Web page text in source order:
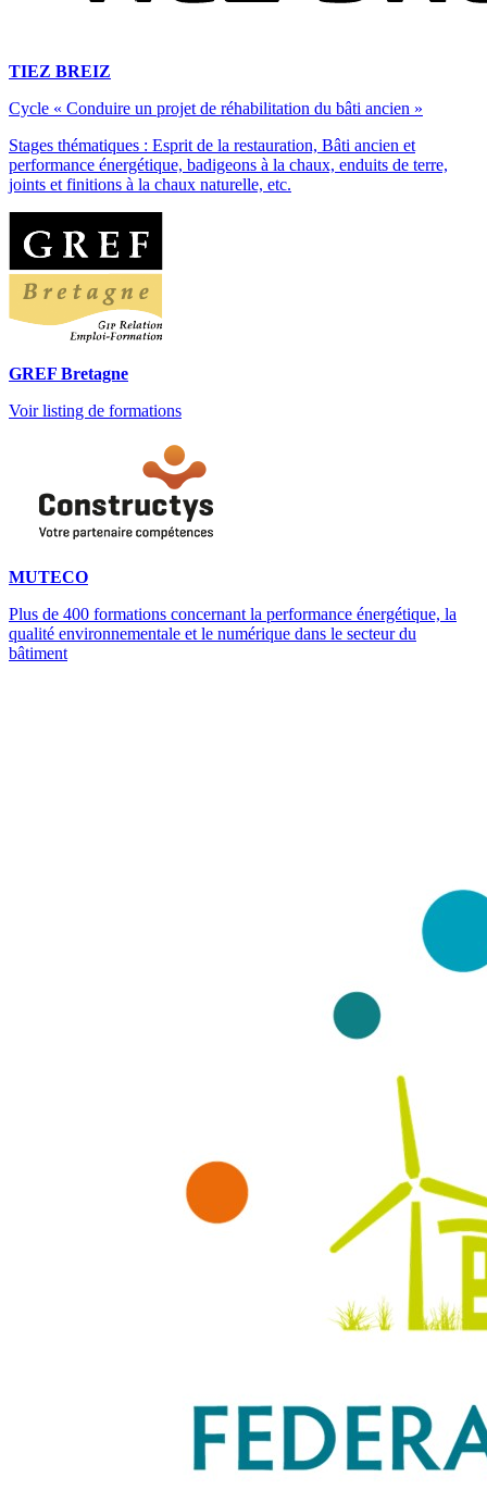
TIEZ BREIZ
Cycle « Conduire un projet de réhabilitation du bâti ancien »
Stages thématiques : Esprit de la restauration, Bâti ancien et
performance énergétique, badigeons à la chaux, enduits de terre,
joints et finitions à la chaux naturelle, etc.
GREF Bretagne
Voir listing de formations
MUTECO
Plus de 400 formations concernant la performance énergétique, la
qualité environnementale et le numérique dans le secteur du
bâtiment